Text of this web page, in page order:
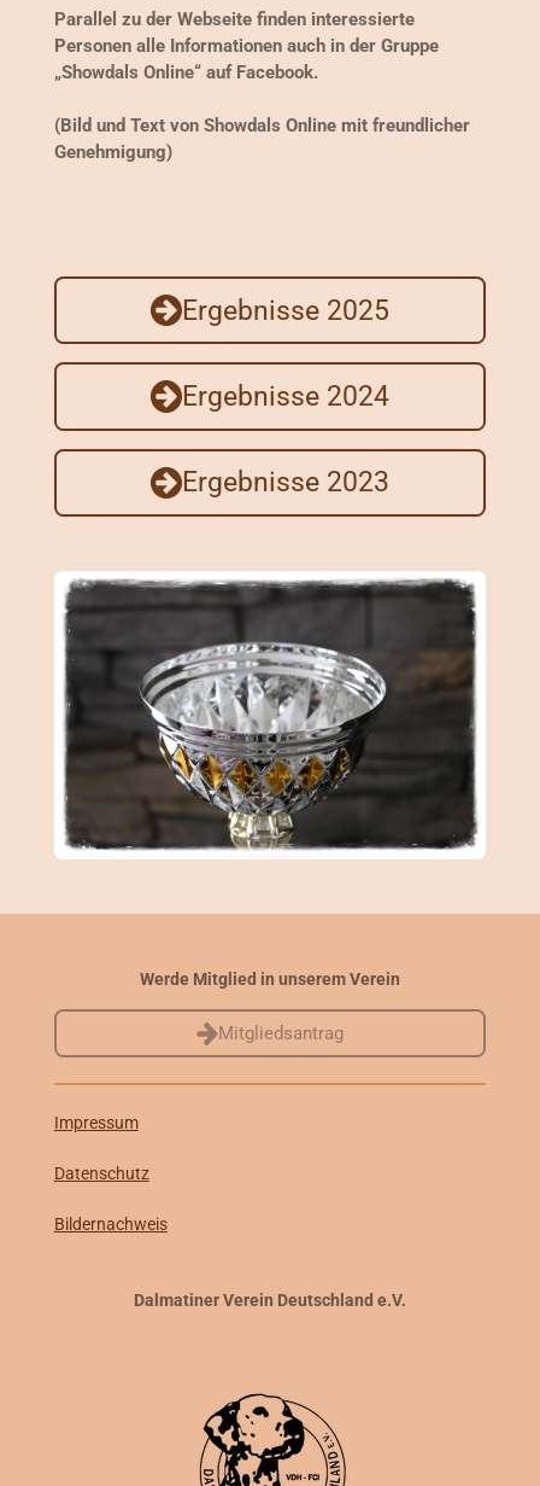
Parallel zu der Webseite finden interessierte
Personen alle Informationen auch in der Gruppe
„Showdals Online“ auf Facebook.
(Bild und Text von Showdals Online mit freundlicher
Genehmigung)
Ergebnisse 2025
Ergebnisse 2024
Ergebnisse 2023
Werde Mitglied in unserem Verein
Mitgliedsantrag
Impressum
Datenschutz
Bildernachweis
Dalmatiner Verein Deutschland e.V.